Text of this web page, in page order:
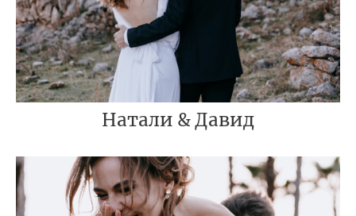
Натали & Давид